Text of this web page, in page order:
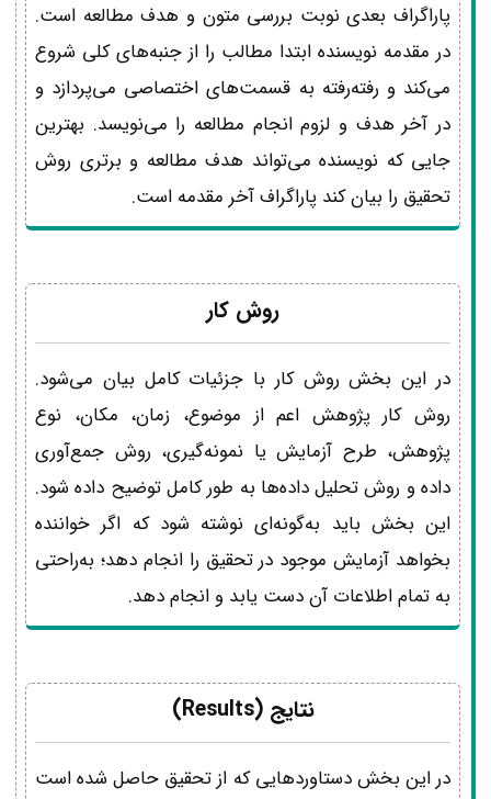
پاراگراف بعدی نوبت بررسی متون و هدف مطالعه است.
در مقدمه نویسنده ابتدا مطالب را از جنبه‌های کلی شروع
می‌کند و رفته‌رفته به قسمت‌های اختصاصی می‌پردازد و
در آخر هدف و لزوم انجام مطالعه را می‌نویسد. بهترین
جایی که نویسنده می‌تواند هدف مطالعه و برتری روش
تحقیق را بیان کند پاراگراف آخر مقدمه است.
روش کار
در این بخش روش کار با جزئیات کامل بیان می‌شود.
روش کار پژوهش اعم از موضوع، زمان، مکان، نوع
پژوهش، طرح آزمایش یا نمونه‌گیری، روش جمع‌آوری
داده و روش تحلیل داده‌ها به طور کامل توضیح داده شود.
این بخش باید به‌گونه‌ای نوشته شود که اگر خواننده
بخواهد آزمایش موجود در تحقیق را انجام دهد؛ به‌راحتی
به تمام اطلاعات آن دست یابد و انجام دهد.
نتایج (Results)
در این بخش دستاوردهایی که از تحقیق حاصل شده است